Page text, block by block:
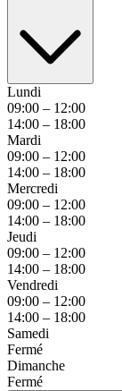
Lundi
09:00 – 12:00
14:00 – 18:00
Mardi
09:00 – 12:00
14:00 – 18:00
Mercredi
09:00 – 12:00
14:00 – 18:00
Jeudi
09:00 – 12:00
14:00 – 18:00
Vendredi
09:00 – 12:00
14:00 – 18:00
Samedi
Fermé
Dimanche
Fermé